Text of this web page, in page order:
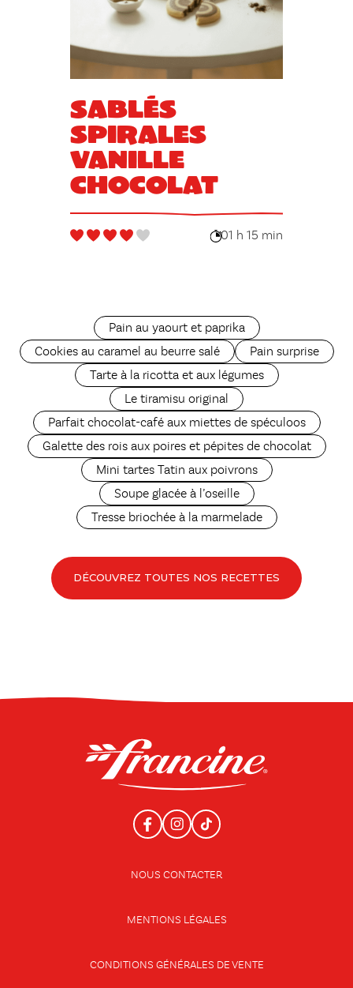
Sablés
spirales
vanille
chocolat
01 h 15 min
Pain au yaourt et paprika
Cookies au caramel au beurre salé
Pain surprise
Tarte à la ricotta et aux légumes
Le tiramisu original
Parfait chocolat-café aux miettes de spéculoos
Galette des rois aux poires et pépites de chocolat
Mini tartes Tatin aux poivrons
Soupe glacée à l’oseille
Tresse briochée à la marmelade
DÉCOUVREZ TOUTES NOS RECETTES
NOUS CONTACTER
MENTIONS LÉGALES
CONDITIONS GÉNÉRALES DE VENTE